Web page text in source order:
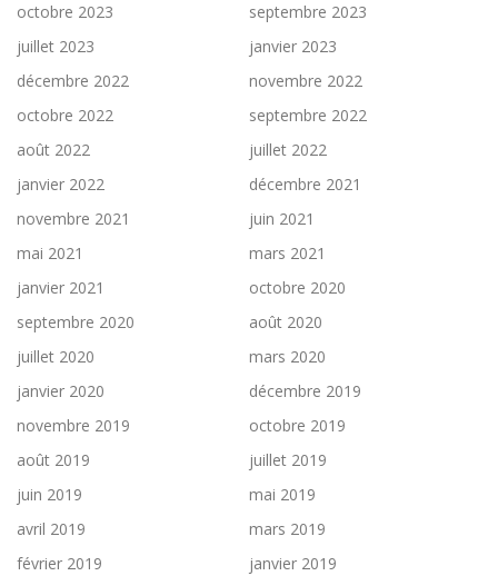
octobre 2023
septembre 2023
juillet 2023
janvier 2023
décembre 2022
novembre 2022
octobre 2022
septembre 2022
août 2022
juillet 2022
janvier 2022
décembre 2021
novembre 2021
juin 2021
mai 2021
mars 2021
janvier 2021
octobre 2020
septembre 2020
août 2020
juillet 2020
mars 2020
janvier 2020
décembre 2019
novembre 2019
octobre 2019
août 2019
juillet 2019
juin 2019
mai 2019
avril 2019
mars 2019
février 2019
janvier 2019